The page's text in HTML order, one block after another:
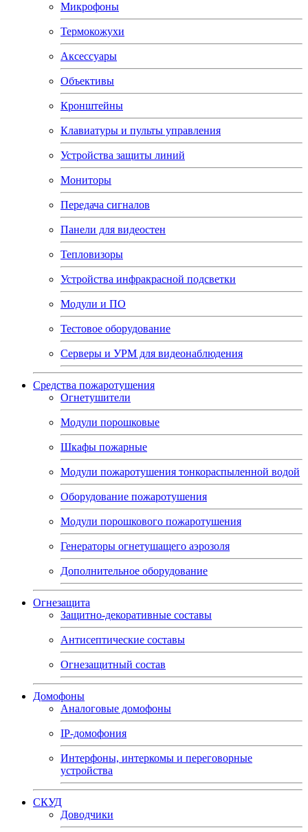
Микрофоны
Термокожухи
Аксессуары
Объективы
Кронштейны
Клавиатуры и пульты управления
Устройства защиты линий
Мониторы
Передача сигналов
Панели для видеостен
Тепловизоры
Устройства инфракрасной подсветки
Модули и ПО
Тестовое оборудование
Серверы и УРМ для видеонаблюдения
Средства пожаротушения
Огнетушители
Модули порошковые
Шкафы пожарные
Модули пожаротушения тонкораспыленной водой
Оборудование пожаротушения
Модули порошкового пожаротушения
Генераторы огнетушащего аэрозоля
Дополнительное оборудование
Огнезащита
Защитно-декоративные составы
Антисептические составы
Огнезащитный состав
Домофоны
Аналоговые домофоны
IP-домофония
Интерфоны, интеркомы и переговорные
устройства
СКУД
Доводчики